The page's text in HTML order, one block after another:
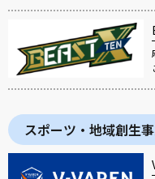
スポーツ・地域創生